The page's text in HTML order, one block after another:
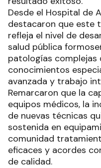
Desde el Hospital de
destacaron que este
refleja el nivel de
salud pública
patologías complejas
conocimientos
avanzada y trabajo
Remarcaron que la
equipos médicos, la
de nuevas técnicas
sostenida en
comunidad
eficaces y acordes
de calidad.